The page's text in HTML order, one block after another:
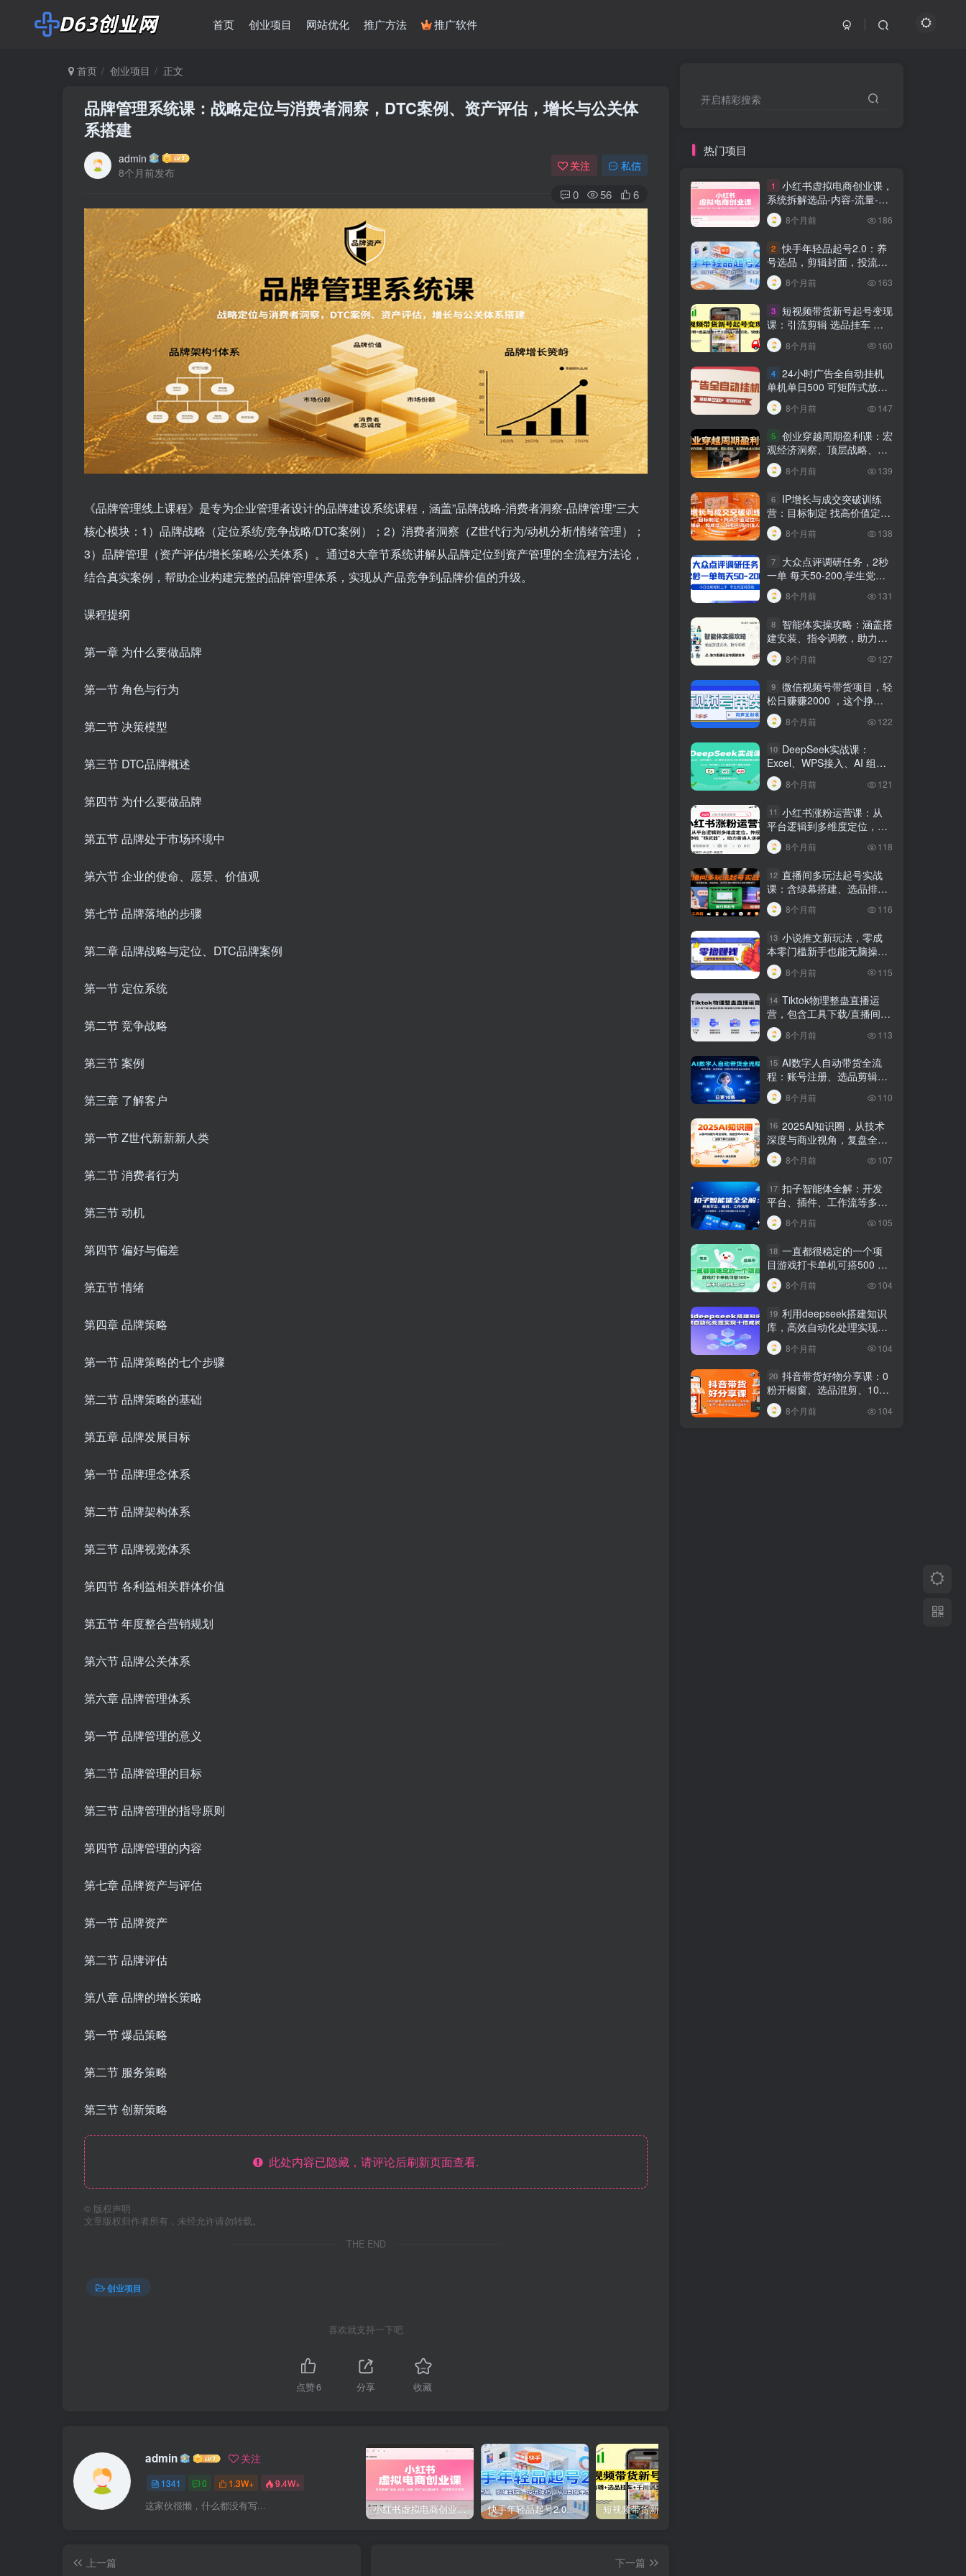
首页 创业项目 网站优化 推广方法 推广软件
首页 创业项目 正文
品牌管理系统课：战略定位与消费者洞察，DTC案例、资产评估，增长与公关体
系搭建
admin
8个月前发布
关注 私信
0 56 6
《品牌管理线上课程》是专为企业管理者设计的品牌建设系统课程，涵盖”品牌战略-消费者洞察-品牌管理”三大
核心模块：1）品牌战略（定位系统/竞争战略/DTC案例）；2）消费者洞察（Z世代行为/动机分析/情绪管理）；
3）品牌管理（资产评估/增长策略/公关体系）。通过8大章节系统讲解从品牌定位到资产管理的全流程方法论，
结合真实案例，帮助企业构建完整的品牌管理体系，实现从产品竞争到品牌价值的升级。
课程提纲
第一章 为什么要做品牌
第一节 角色与行为
第二节 决策模型
第三节 DTC品牌概述
第四节 为什么要做品牌
第五节 品牌处于市场环境中
第六节 企业的使命、愿景、价值观
第七节 品牌落地的步骤
第二章 品牌战略与定位、DTC品牌案例
第一节 定位系统
第二节 竞争战略
第三节 案例
第三章 了解客户
第一节 Z世代新新新人类
第二节 消费者行为
第三节 动机
第四节 偏好与偏差
第五节 情绪
第四章 品牌策略
第一节 品牌策略的七个步骤
第二节 品牌策略的基础
第五章 品牌发展目标
第一节 品牌理念体系
第二节 品牌架构体系
第三节 品牌视觉体系
第四节 各利益相关群体价值
第五节 年度整合营销规划
第六节 品牌公关体系
第六章 品牌管理体系
第一节 品牌管理的意义
第二节 品牌管理的目标
第三节 品牌管理的指导原则
第四节 品牌管理的内容
第七章 品牌资产与评估
第一节 品牌资产
第二节 品牌评估
第八章 品牌的增长策略
第一节 爆品策略
第二节 服务策略
第三节 创新策略
此处内容已隐藏，请评论后刷新页面查看.
© 版权声明
文章版权归作者所有，未经允许请勿转载。
THE END
创业项目
喜欢就支持一下吧
点赞6 分享 收藏
admin 关注
1341 0 1.3W+ 9.4W+
这家伙很懒，什么都没有写... 小红书虚拟电商创业课，系统拆解选品-内容-流量-变现，实现零成本变现 快手年轻品起号2.0：养号选品，剪辑封面，投流技巧，从0到爆单全流程
上一篇
下一篇
开启精彩搜索
热门项目
1
小红书虚拟电商创业课，
系统拆解选品-内容-流量-变
现，实现零成本变现
8个月前 186
2 快手年轻品起号2.0：养
号选品，剪辑封面，投流技
巧，从0到爆单全流程
8个月前 163
3 短视频带货新号起号变现
课：引流剪辑 选品挂车 千
川测品 自然流，快速起量
8个月前 160
4 24小时广告全自动挂机
单机单日500 可矩阵式放大
无需人工看守 新手小白轻松
玩转8个月前 147
5 创业穿越周期盈利课：宏
观经济洞察、顶层战略、团
队搭建，实现持续成长稳定
变现8个月前 139
6
IP增长与成交突破训练
营：目标制定 找高价值定
位，做爆品、搞成交，轻松
引高价值人脉
8个月前 138
7
大众点评调研任务，2秒
一单 每天50-200,学生党宝
妈首选
8个月前 131
8
智能体实操攻略：涵盖搭
建安装、指令调教，助力搭
建行业专属智能体
8个月前 127
9 微信视频号带货项目，轻
松日赚赚2000 ，这个挣钱
入口很多伙伴都在闷声发财
8个月前 122
10 DeepSeek实战课：
Excel、WPS接入、AI 组合
工具与小红书批量做笔记技
巧
8个月前 121
11 小红书涨粉运营课：从
平台逻辑到多维度定位，传
授挣钱 “核武器”，助力普通
人逆袭8个月前 118
12 直播间多玩法起号实战
课：含绿幕搭建、选品排
品，自然流/微付费起号及违
规调整技巧
8个月前 116
13 小说推文新玩法，零成
本零门槛新手也能无脑操
作，轻松月收入5000
8个月前 115
14 Tiktok物理整蛊直播运
营，包含工具下载/直播间搭
建/直播素材获取/跟播思路
等
8个月前 113
15 AI数字人自动带货全流
程：账号注册、选品剪辑，
日更10条作品自动化变现
8个月前 110
16 2025AI知识圈，从技术
深度与商业视角，复盘全年
AI大事，全面了解行业趋势
8个月前 107
17 扣子智能体全解：开发
平台、插件、工作流等多方
面概念、应用及功能讲解与
发布内容
8个月前 105
18 一直都很稳定的一个项
目游戏打卡单机可搭500 ，
新手小白轻松上手
8个月前 104
19 利用deepseek搭建知识
库，高效自动化处理实现十
倍成长！
8个月前 104
20 抖音带货好物分享课：0
粉开橱窗、选品混剪、1000
粉起号，解锁多渠道变现技
巧
8个月前 104